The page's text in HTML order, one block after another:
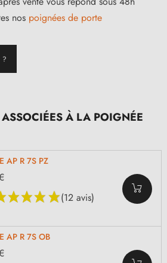
nos poignées de porte
?
À LA POIGNÉE
AP R 7S PZ
(12 avis)
AP R 7S OB